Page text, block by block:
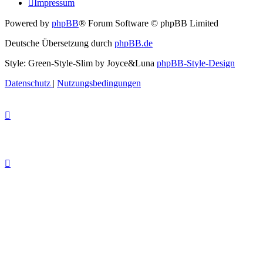
Impressum
Powered by phpBB® Forum Software © phpBB Limited
Deutsche Übersetzung durch phpBB.de
Style: Green-Style-Slim by Joyce&Luna phpBB-Style-Design
Datenschutz | Nutzungsbedingungen